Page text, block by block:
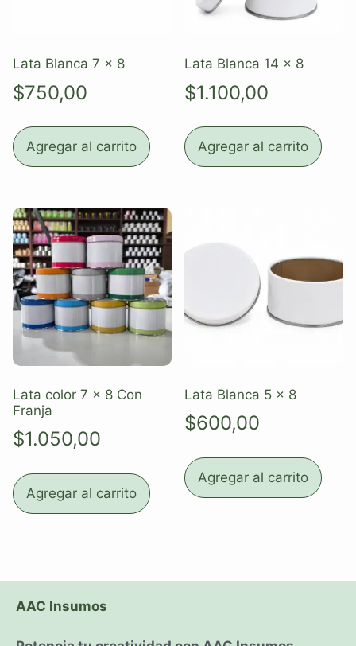
Lata Blanca 7 x 8
$750,00
Agregar al carrito
Lata Blanca 14 x 8
$1.100,00
Agregar al carrito
Lata color 7 x 8 Con
Franja
$1.050,00
Agregar al carrito
Lata Blanca 5 x 8
$600,00
Agregar al carrito
AAC Insumos